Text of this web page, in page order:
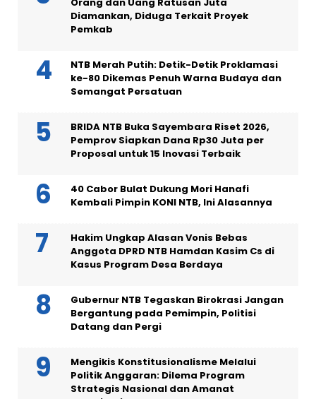
Orang dan Uang Ratusan Juta
Diamankan, Diduga Terkait Proyek
Pemkab
NTB Merah Putih: Detik-Detik Proklamasi
ke-80 Dikemas Penuh Warna Budaya dan
Semangat Persatuan
BRIDA NTB Buka Sayembara Riset 2026,
Pemprov Siapkan Dana Rp30 Juta per
Proposal untuk 15 Inovasi Terbaik
40 Cabor Bulat Dukung Mori Hanafi
Kembali Pimpin KONI NTB, Ini Alasannya
Hakim Ungkap Alasan Vonis Bebas
Anggota DPRD NTB Hamdan Kasim Cs di
Kasus Program Desa Berdaya
Gubernur NTB Tegaskan Birokrasi Jangan
Bergantung pada Pemimpin, Politisi
Datang dan Pergi
Mengikis Konstitusionalisme Melalui
Politik Anggaran: Dilema Program
Strategis Nasional dan Amanat